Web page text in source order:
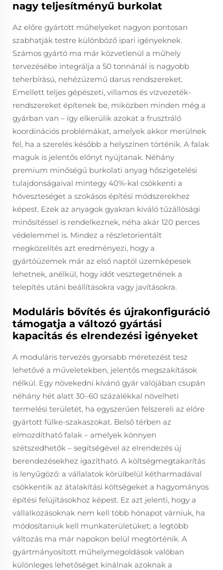
nagy teljesítményű burkolat
Az előre gyártott műhelyeket nagyon pontosan
szabhatják testre különböző ipari igényeknek.
Számos gyártó ma már közvetlenül a műhely
tervezésébe integrálja a 50 tonnánál is nagyobb
teherbírású, nehézüzemű darus rendszereket.
Emellett teljes gépészeti, villamos és vízvezeték-
rendszereket építenek be, miközben minden még a
gyárban van – így elkerülik azokat a frusztráló
koordinációs problémákat, amelyek akkor merülnek
fel, ha a szerelés később a helyszínen történik. A falak
maguk is jelentős előnyt nyújtanak. Néhány
premium minőségű burkolati anyag hőszigetelési
tulajdonságaival mintegy 40%-kal csökkenti a
hőveszteséget a szokásos építési módszerekhez
képest. Ezek az anyagok gyakran kiváló tűzállósági
minősítéssel is rendelkeznek, néha akár 120 perces
védelemmel is. Mindez a részletorientált
megközelítés azt eredményezi, hogy a
gyártóüzemek már az első naptól üzemképesek
lehetnek, anélkül, hogy időt vesztegetnének a
telepítés utáni beállításokra vagy javításokra.
Moduláris bővítés és újrakonfiguráció
támogatja a változó gyártási
kapacitás és elrendezési igényeket
A moduláris tervezés gyorsabb méretezést tesz
lehetővé a műveletekben, jelentős megszakítások
nélkül. Egy növekedni kívánó gyár valójában csupán
néhány hét alatt 30–60 százalékkal növelheti
termelési területét, ha egyszerűen felszereli az előre
gyártott fülke-szakaszokat. Belső térben az
elmozdítható falak – amelyek könnyen
szétszedhetők – segítségével az elrendezés új
berendezésekhez igazítható. A költségmegtakarítás
is lenyűgöző: a vállalatok körülbelül kétharmadával
csökkentik az átalakítási költségeket a hagyományos
építési felújításokhoz képest. Ez azt jelenti, hogy a
vállalkozásoknak nem kell több hónapot várniuk, ha
módosítaniuk kell munkaterületüket; a legtöbb
változás ma már napokon belül megtörténik. A
gyártmányosított műhelymegoldások valóban
különleges lehetőséget kínálnak azoknak a